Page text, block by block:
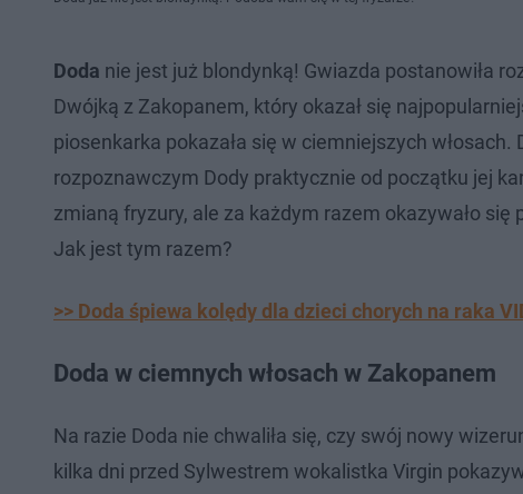
Doda nie jest już blondynką! Gwiazda postanowiła
Dwójką z Zakopanem, który okazał się
piosenkarka pokazała się w ciemniejszych włosach.
rozpoznawczym Dody praktycznie od początku jej
zmianą fryzury, ale za każdym razem okazywało
Jak jest tym razem?
>> Doda śpiewa kolędy dla dzieci chorych na raka
Doda w ciemnych włosach w Zakopanem
Na razie Doda nie chwaliła się, czy swój nowy
kilka dni przed Sylwestrem wokalistka Virgin